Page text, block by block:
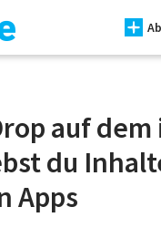
auf dem
du
Apps